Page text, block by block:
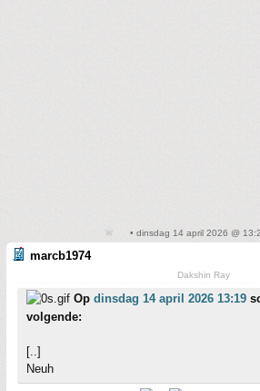
• dinsdag 14 april 2026 @
marcb1974
Dakshin Ray
Op dinsdag 14 april 2026 13:19
volgende:
[..]
Neuh